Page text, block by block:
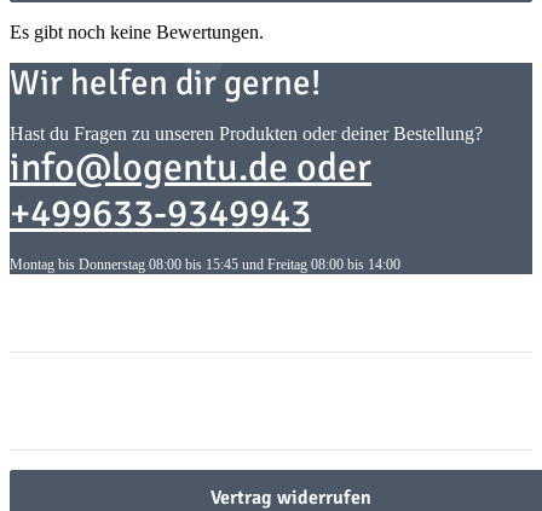
Es gibt noch keine Bewertungen.
Wir helfen dir gerne!
Hast du Fragen zu unseren Produkten oder deiner Bestellung?
info@logentu.de oder
+499633-9349943
Montag bis Donnerstag 08:00 bis 15:45 und Freitag 08:00 bis 14:00
Vertrag widerrufen